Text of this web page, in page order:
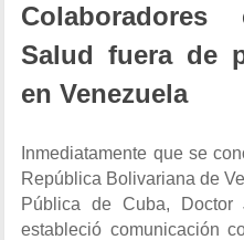
Salud fuera de
en Venezuela
Inmediatamente que se
República Bolivariana de
Pública de Cuba, Doctor
estableció comunicación